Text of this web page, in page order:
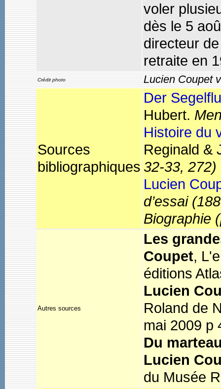
voler
dès le 5
directeur
retraite en
Crédit photo Lucien Coupet
Sources
bibliographiques
Der
Hubert.
Histoire du
Reginald &
32-33, 272)
Lucien
d’essai
Biographie
Autres sources
Les
Coupet,
éditions
Lucien
Roland de
mai 2009 p
Du
Lucien
du Musée